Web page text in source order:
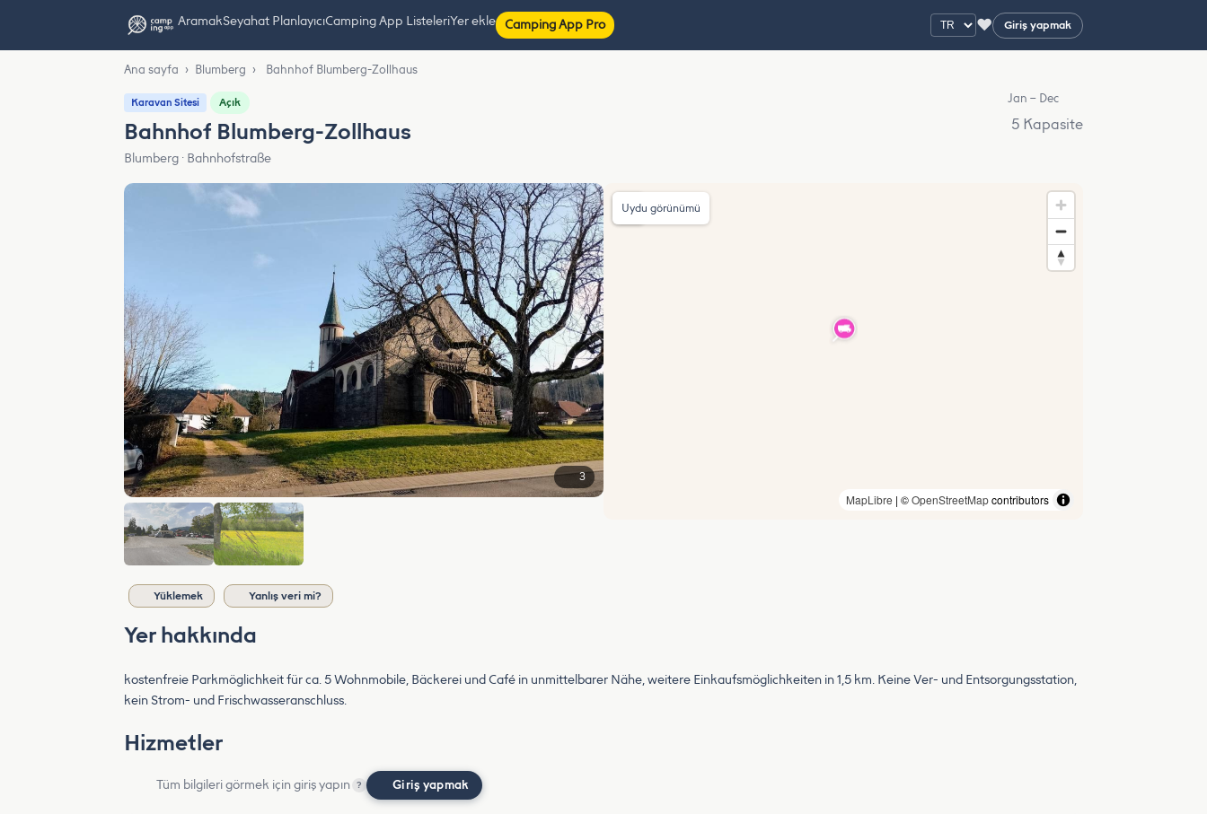
AramakSeyahat PlanlayıcıCamping App ListeleriYer ekle Camping App Pro ♥ Giriş yapmak
Ana sayfa › Blumberg › Bahnhof Blumberg-Zollhaus
Karavan Sitesi Açık
Bahnhof Blumberg-Zollhaus
Blumberg · Bahnhofstraße
Jan – Dec
5 Kapasite
3
MapLibre | ©OpenStreetMapcontributors
Uydu görünümü
Yüklemek Yanlış veri mi?
Yer hakkında
kostenfreie Parkmöglichkeit für ca. 5 Wohnmobile, Bäckerei und Café in unmittelbarer Nähe, weitere Einkaufsmöglichkeiten in 1,5 km. Keine Ver- und Entsorgungsstation,
kein Strom- und Frischwasseranschluss.
Hizmetler
Tüm bilgileri görmek için giriş yapın ? Giriş yapmak